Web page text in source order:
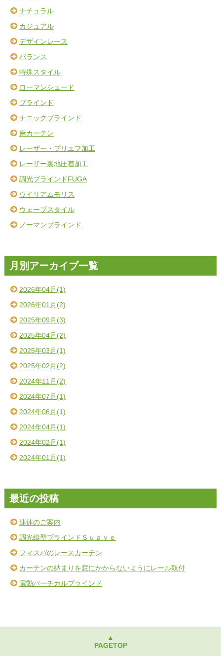
ナチュラル
カジュアル
デザインレース
バランス
特殊スタイル
ローマンシェード
ブラインド
ナニックブラインド
麻カーテン
レーザー・プリエフ加工
レーザー裏地圧着加工
調光ブラインドFUGA
ウイリアムモリス
ウェーブスタイル
ノーマンブラインド
月別アーカイブ一覧
2026年04月(1)
2026年01月(2)
2025年09月(3)
2025年04月(2)
2025年03月(1)
2025年02月(2)
2024年11月(2)
2024年07月(1)
2024年06月(1)
2024年04月(1)
2024年02月(1)
2024年01月(1)
最近の投稿
連休のご案内
調光縦型ブラインドＳｕａｖｅ
フィスバのレースカーテン
カーテンの納まりを窓にかからないようにレール取付
電動バーチカルブラインド
▲
PAGETOP